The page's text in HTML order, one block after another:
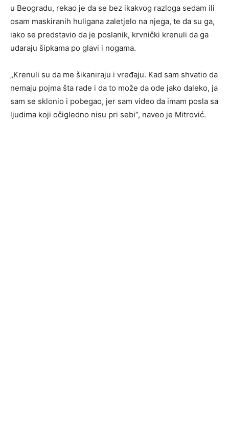
u Beogradu, rekao je da se bez ikakvog razloga sedam ili
osam maskiranih huligana zaletjelo na njega, te da su ga,
iako se predstavio da je poslanik, krvnički krenuli da ga
udaraju šipkama po glavi i nogama.
„Krenuli su da me šikaniraju i vređaju. Kad sam shvatio da
nemaju pojma šta rade i da to može da ode jako daleko, ja
sam se sklonio i pobegao, jer sam video da imam posla sa
ljudima koji očigledno nisu pri sebi“, naveo je Mitrović.